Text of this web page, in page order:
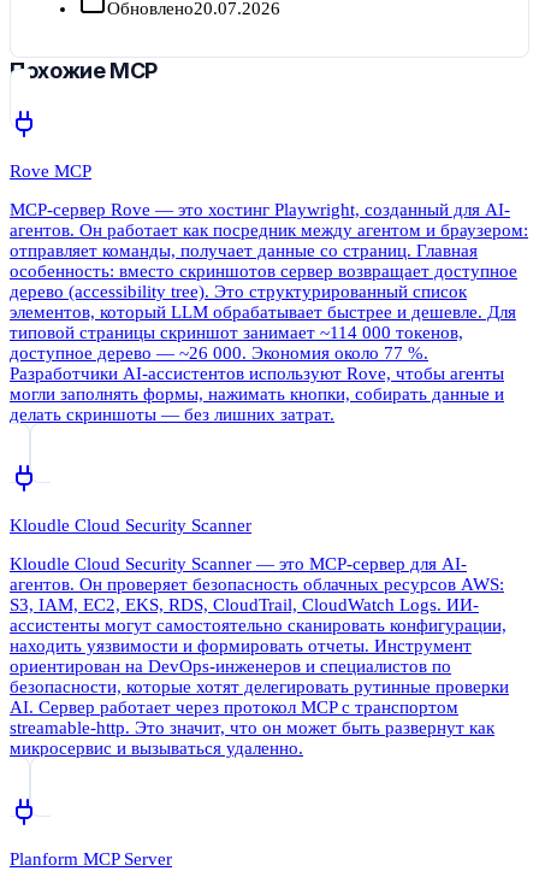
Обновлено20.07.2026
Похожие MCP
Rove MCP
MCP-сервер Rove — это хостинг Playwright, созданный для AI-
агентов. Он работает как посредник между агентом и браузером:
отправляет команды, получает данные со страниц. Главная
особенность: вместо скриншотов сервер возвращает доступное
дерево (accessibility tree). Это структурированный список
элементов, который LLM обрабатывает быстрее и дешевле. Для
типовой страницы скриншот занимает ~114 000 токенов,
доступное дерево — ~26 000. Экономия около 77 %.
Разработчики AI-ассистентов используют Rove, чтобы агенты
могли заполнять формы, нажимать кнопки, собирать данные и
делать скриншоты — без лишних затрат.
Kloudle Cloud Security Scanner
Kloudle Cloud Security Scanner — это MCP-сервер для AI-
агентов. Он проверяет безопасность облачных ресурсов AWS:
S3, IAM, EC2, EKS, RDS, CloudTrail, CloudWatch Logs. ИИ-
ассистенты могут самостоятельно сканировать конфигурации,
находить уязвимости и формировать отчеты. Инструмент
ориентирован на DevOps-инженеров и специалистов по
безопасности, которые хотят делегировать рутинные проверки
AI. Сервер работает через протокол MCP с транспортом
streamable-http. Это значит, что он может быть развернут как
микросервис и вызываться удаленно.
Planform MCP Server